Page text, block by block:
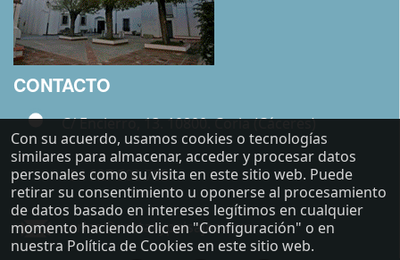
CONTACTO
C/ Encierro, 13. 10800. Coria (Cáceres)
+34 927 500 783
carlos@costasypaisajes.com
Con su acuerdo, usamos cookies o tecnologías
similares para almacenar, acceder y procesar datos
personales como su visita en este sitio web. Puede
retirar su consentimiento u oponerse al procesamiento
de datos basado en intereses legítimos en cualquier
momento haciendo clic en "Configuración" o en
nuestra Política de Cookies en este sitio web.